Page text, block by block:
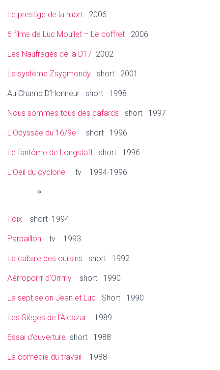
Le prestige de la mort 2006
6 films de Luc Moullet – Le coffret 2006
Les Naufragés de la D17 2002
Le système Zsygmondy short 2001
Au Champ D’Honneur short 1998
Nous sommes tous des cafards short 1997
L’Odyssée du 16/9e short 1996
Le fantôme de Longstaffshort 1996
L’Oeil du cyclone tv 1994-1996
Foix short 1994
Parpaillon tv 1993
La cabale des oursins short 1992
Aérroporrr d’Orrrrly short 1990
La sept selon Jean et Luc Short 1990
Les Sièges de l’Alcazar 1989
Essai d’ouverture short 1988
La comédie du travail 1988